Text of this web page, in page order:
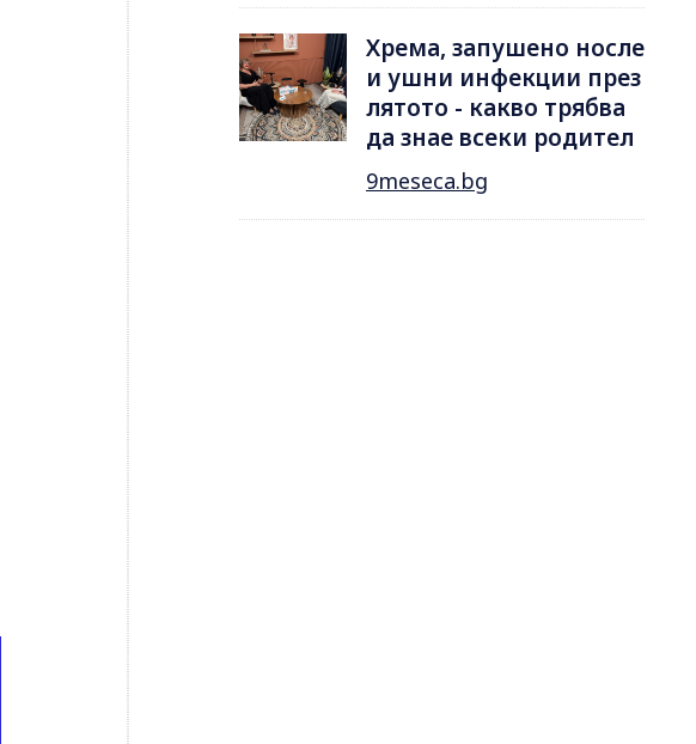
Хрема, запушено носле
и ушни инфекции през
лятотo - какво трябва
да знае всеки родител
9meseca.bg